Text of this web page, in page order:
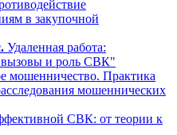
в закупочной
Удаленная работа:
вызовы и роль СВК"
мошенничество. Практика
мошеннических
СВК: от теории к